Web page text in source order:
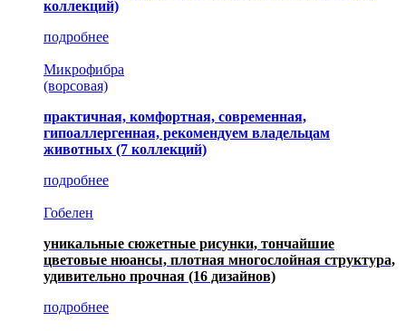
коллекций)
подробнее
Микрофибра
(ворсовая)
практичная, комфортная, современная,
гипоаллергенная, рекомендуем владельцам
животных (7 коллекций)
подробнее
Гобелен
уникальные сюжетные рисунки, тончайшие
цветовые нюансы, плотная многослойная структура,
удивительно прочная (16 дизайнов)
подробнее